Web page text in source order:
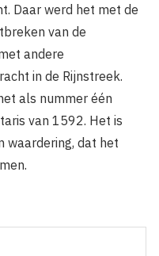
Daar werd het met de
van de
andere
in de Rijnstreek.
als nummer één
van 1592. Het is
waardering, dat het